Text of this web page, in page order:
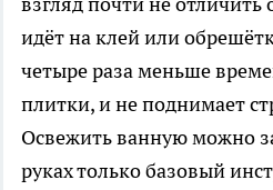
идёт на клей или
четыре раза меньше
плитки, и не поднимает
Освежить ванную можно
руках только базовый